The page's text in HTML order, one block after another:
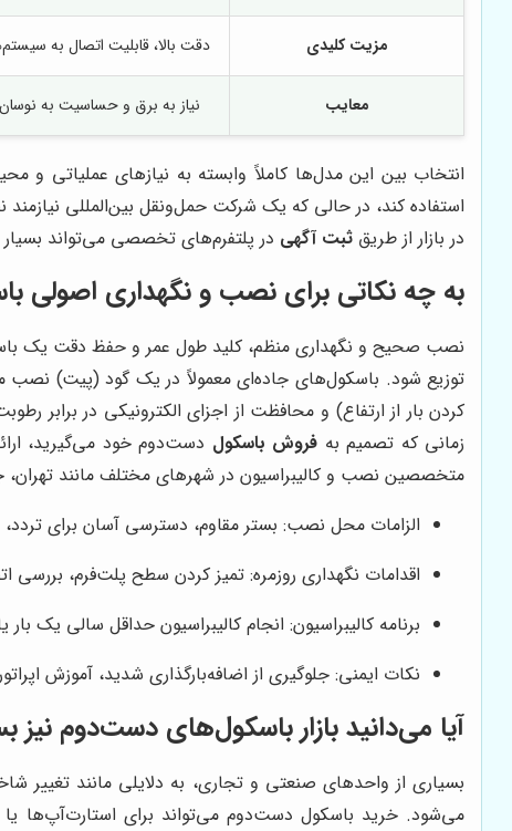
مزیت کلیدی دقت بالا، قابلیت اتصال به
معایب نیاز به برق و حساسیت به نوسان
انتخاب بین این مدل‌ها کاملاً وابسته به نیازهای عملیاتی
استفاده کند، در حالی که یک شرکت حمل‌ونقل بین‌المللی
در بازار از طریق ثبت آگهی در پلتفرم‌های تخصصی می‌تواند
به چه نکاتی برای نصب و نگهداری اصولی
نصب صحیح و نگهداری منظم، کلید طول عمر و حفظ دقت یک
توزیع شود. باسکول‌های جاده‌ای معمولاً در یک گود (پیت) نصب
کردن بار از ارتفاع) و محافظت از اجزای الکترونیکی در برابر
زمانی که تصمیم به فروش باسکول دست‌دوم خود می‌گیرید،
متخصصین نصب و کالیبراسیون در شهرهای مختلف مانند
الزامات محل نصب: بستر مقاوم، دسترسی آسان برای
اقدامات نگهداری روزمره: تمیز کردن سطح پلت‌فرم، بررسی
برنامه کالیبراسیون: انجام کالیبراسیون حداقل سالی یک
نکات ایمنی: جلوگیری از اضافه‌بارگذاری شدید، آموزش
آیا می‌دانید بازار باسکول‌های دست‌دوم نیز
بسیاری از واحدهای صنعتی و تجاری، به دلایلی مانند تغییر
می‌شود. خرید باسکول دست‌دوم می‌تواند برای استارت‌آپ‌ها یا